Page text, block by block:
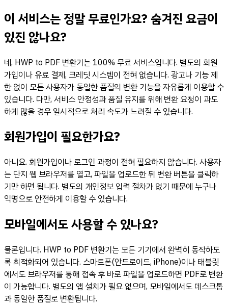
이 서비스는 정말 무료인가요? 숨겨진 요금이
있진 않나요?
네, HWP to PDF 변환기는 100% 무료 서비스입니다. 별도의 회원
가입이나 유료 결제, 크레딧 시스템이 전혀 없습니다. 광고나 기능 제
한 없이 모든 사용자가 동일한 품질의 변환 기능을 자유롭게 이용할 수
있습니다. 다만, 서비스 안정성과 품질 유지를 위해 변환 요청이 과도
하게 많을 경우 일시적으로 처리 속도가 느려질 수 있습니다.
회원가입이 필요한가요?
아니요. 회원가입이나 로그인 과정이 전혀 필요하지 않습니다. 사용자
는 단지 웹 브라우저를 열고, 파일을 업로드한 뒤 변환 버튼을 클릭하
기만 하면 됩니다. 별도의 개인정보 입력 절차가 없기 때문에 누구나
익명으로 안전하게 이용할 수 있습니다.
모바일에서도 사용할 수 있나요?
물론입니다. HWP to PDF 변환기는 모든 기기에서 완벽히 동작하도
록 최적화되어 있습니다. 스마트폰(안드로이드, iPhone)이나 태블릿
에서도 브라우저를 통해 접속 후 바로 파일을 업로드하면 PDF로 변환
이 가능합니다. 별도의 앱 설치가 필요 없으며, 모바일에서도 데스크톱
과 동일한 품질로 변환됩니다.